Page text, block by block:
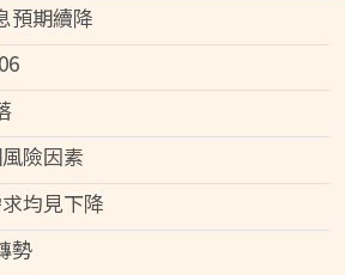
預期續降
險因素
均見下降
勢